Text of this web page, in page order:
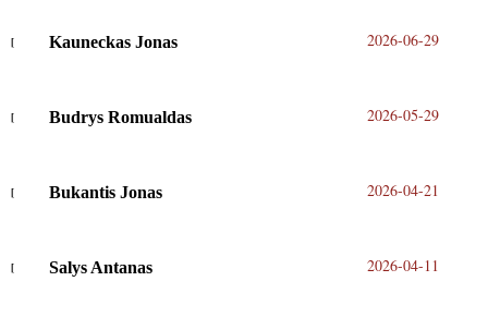
Kauneckas Jonas 2026-06-29
Budrys Romualdas 2026-05-29
Bukantis Jonas 2026-04-21
Salys Antanas 2026-04-11